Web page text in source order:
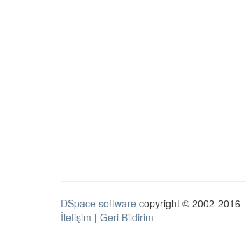
DSpace software copyright © 2002-2016
İletişim | Geri Bildirim